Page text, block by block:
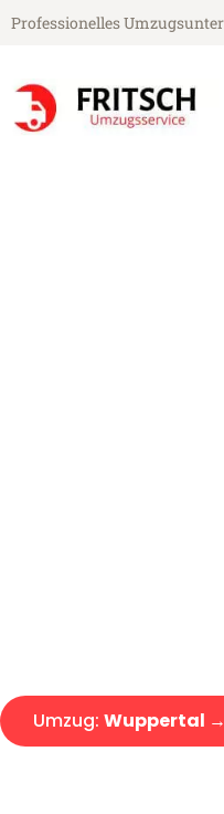
Professionelles
Umzug: Wuppertal